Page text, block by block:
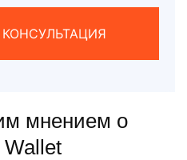
мнением о